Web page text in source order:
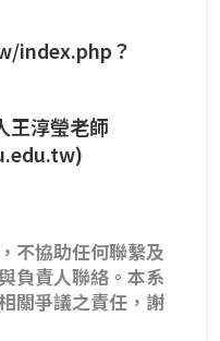
index.php？
王淳瑩老師
不協助任何聯繫及
負責人聯絡。本系
關爭議之責任，謝